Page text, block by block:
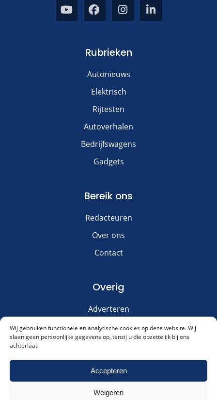
Wij gebruiken functionele en analytische cookies op deze website. Wij
slaan geen persoonlijke gegevens op, tenzij u die opzettelijk bij ons
achterlaat.
Accepteren
Weigeren
Rubrieken
Autonieuws
Elektrisch
Rijtesten
Autoverhalen
Bedrijfswagens
Gadgets
Bereik ons
Redacteuren
Over ons
Contact
Overig
Adverteren
Disclaimer
Privacy & Cookies
Meld je aan voor onze nieuwsbrief!
Akkoord met onsprivacybeleid